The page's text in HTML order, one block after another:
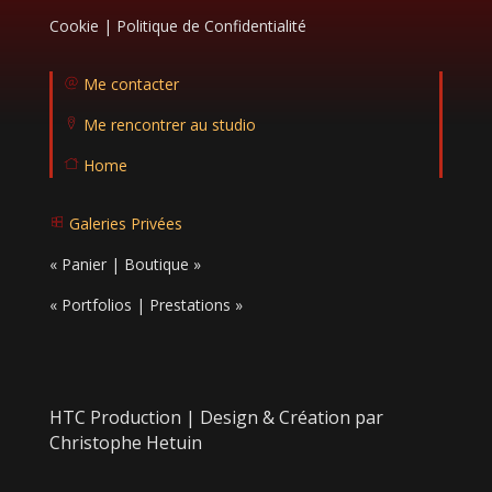
o
n
Cookie | Politique de Confidentialité
m
ail
ic
n
Me contacter
c
at
ic
o
Me rencontrer au studio
e
o
n
Home
er
ic
o
Galeries Privées
« Panier | Boutique »
« Portfolios | Prestations »
HTC Production | Design & Création par
Christophe Hetuin